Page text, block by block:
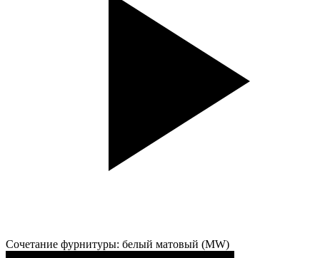
Сочетание фурнитуры: белый матовый (MW)